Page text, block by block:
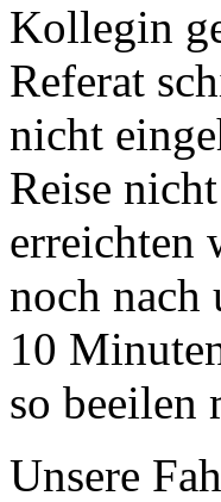
Kollegin
Referat
nicht
Reise
erreichten
noch nach
10
so beeilen
Unsere